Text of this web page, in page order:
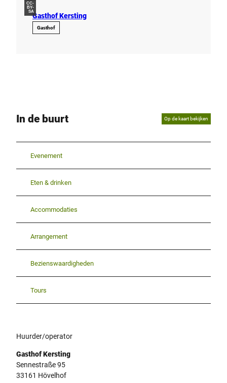
CC-
BY-
SA
Gasthof Kersting
Gasthof
In de buurt Op de kaart bekijken
Evenement
Eten & drinken
Accommodaties
Arrangement
Bezienswaardigheden
Tours
Huurder/operator
Gasthof Kersting
Sennestraße 95
33161 Hövelhof